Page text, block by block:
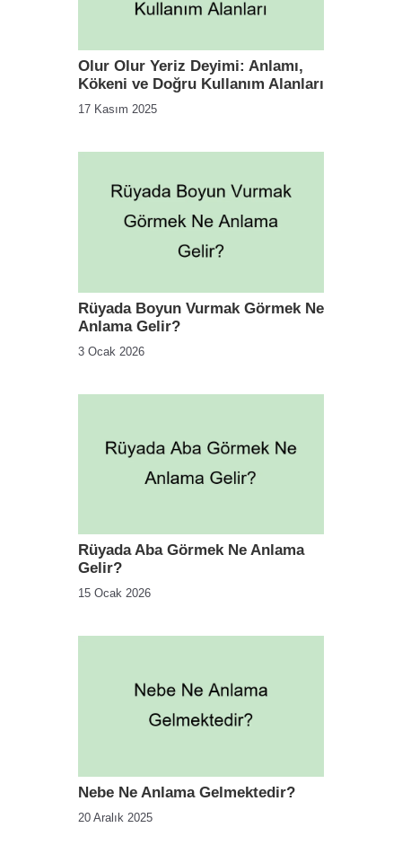
Olur Olur Yeriz Deyimi: Anlamı,
Kökeni ve Doğru Kullanım Alanları
17 Kasım 2025
Rüyada Boyun Vurmak Görmek Ne
Anlama Gelir?
3 Ocak 2026
Rüyada Aba Görmek Ne Anlama
Gelir?
15 Ocak 2026
Nebe Ne Anlama Gelmektedir?
20 Aralık 2025